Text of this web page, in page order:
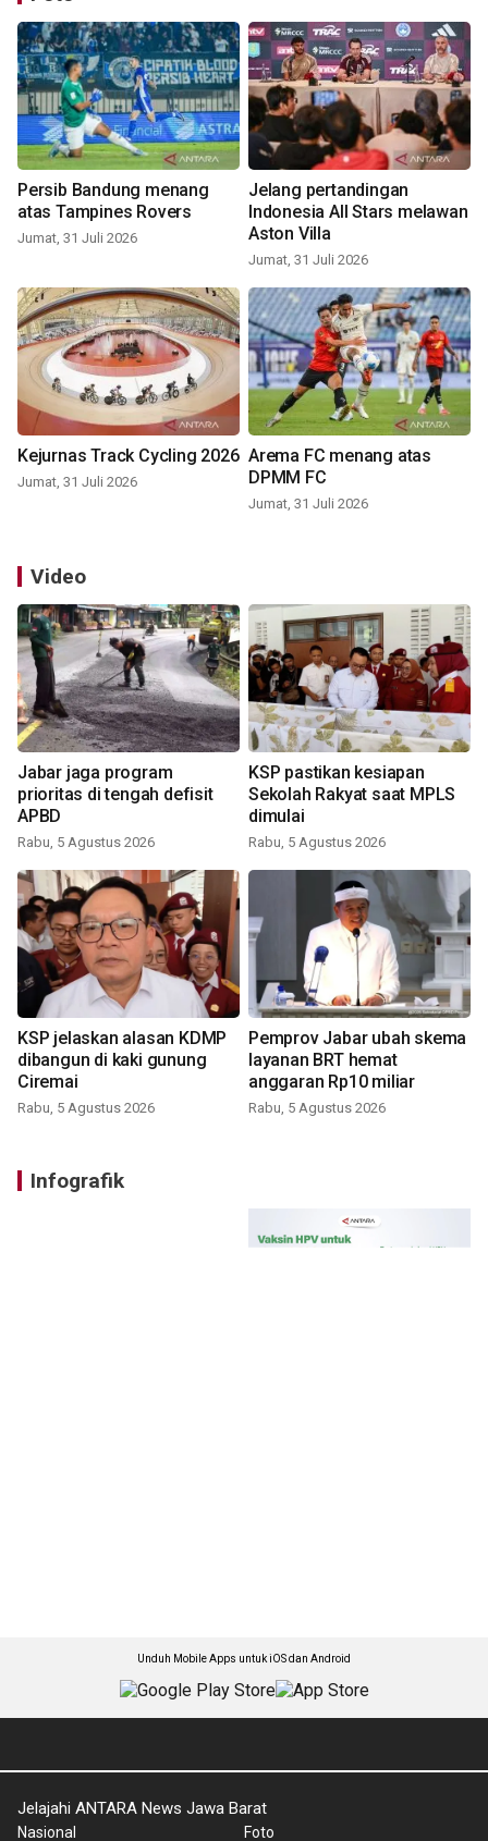
Persib Bandung menang
atas Tampines Rovers
Jumat, 31 Juli 2026
Jelang pertandingan
Indonesia All Stars melawan
Aston Villa
Jumat, 31 Juli 2026
Kejurnas Track Cycling 2026
Jumat, 31 Juli 2026
Arema FC menang atas
DPMM FC
Jumat, 31 Juli 2026
Video
Jabar jaga program
prioritas di tengah defisit
APBD
Rabu, 5 Agustus 2026
KSP pastikan kesiapan
Sekolah Rakyat saat MPLS
dimulai
Rabu, 5 Agustus 2026
KSP jelaskan alasan KDMP
dibangun di kaki gunung
Ciremai
Rabu, 5 Agustus 2026
Pemprov Jabar ubah skema
layanan BRT hemat
anggaran Rp10 miliar
Rabu, 5 Agustus 2026
Infografik
Unduh Mobile Apps untuk iOS dan Android
Jelajahi ANTARA News Jawa Barat
Nasional Foto